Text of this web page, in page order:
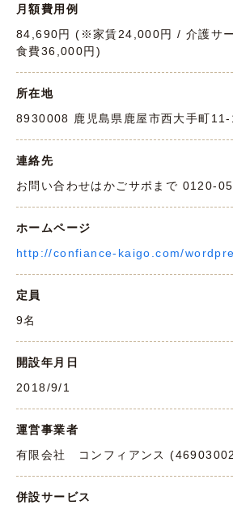
月額費用例
84,690円 (※家賃24,000円 / 介護サ
食費36,000円)
所在地
8930008 鹿児島県鹿屋市西大手町
連絡先
お問い合わせはかごサポまで 0120-
ホームページ
http://confiance-kaigo.com/
定員
9名
開設年月日
2018/9/1
運営事業者
有限会社 コンフィアンス
併設サービス